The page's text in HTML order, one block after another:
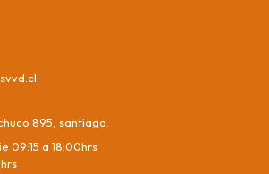
895, santiago.
09:15 a 18:00hrs